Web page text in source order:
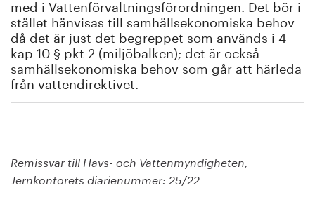
med i Vattenförvaltningsförordningen. Det bör i
stället hänvisas till samhällsekonomiska behov
då det är just det begreppet som används i 4
kap 10 § pkt 2 (miljöbalken); det är också
samhällsekonomiska behov som går att härleda
från vattendirektivet.
Remissvar till Havs- och Vattenmyndigheten,
Jernkontorets diarienummer: 25/22